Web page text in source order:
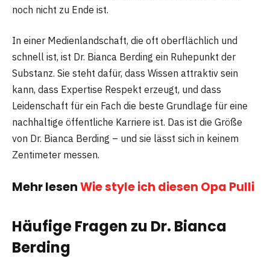
noch nicht zu Ende ist.
In einer Medienlandschaft, die oft oberflächlich und
schnell ist, ist Dr. Bianca Berding ein Ruhepunkt der
Substanz. Sie steht dafür, dass Wissen attraktiv sein
kann, dass Expertise Respekt erzeugt, und dass
Leidenschaft für ein Fach die beste Grundlage für eine
nachhaltige öffentliche Karriere ist. Das ist die Größe
von Dr. Bianca Berding – und sie lässt sich in keinem
Zentimeter messen.
Mehr lesenWie style ich diesen Opa Pulli
Häufige Fragen zu Dr. Bianca
Berding